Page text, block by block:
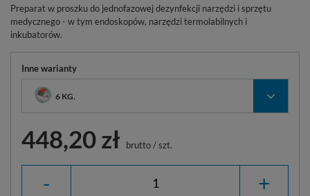
Preparat w proszku do jednofazowej dezynfekcji narzędzi i sprzętu
medycznego - w tym endoskopów, narzędzi termolabilnych i
inkubatorów.
Inne warianty
6 KG.
448,20 zł brutto/szt.
- +